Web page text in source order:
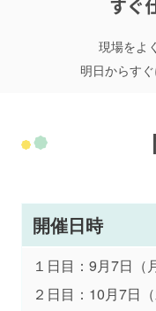
すぐ
現場をよ
明日からす
開催日時
１日目：9月7日（
２日目：10月7日（